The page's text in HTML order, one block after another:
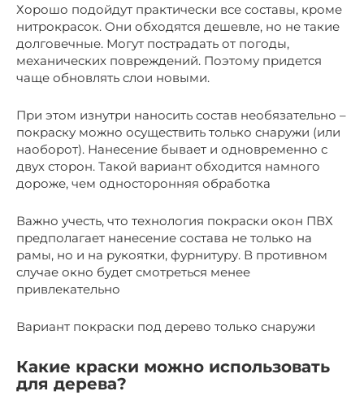
Хорошо подойдут практически все составы, кроме
нитрокрасок. Они обходятся дешевле, но не такие
долговечные. Могут пострадать от погоды,
механических повреждений. Поэтому придется
чаще обновлять слои новыми.
При этом изнутри наносить состав необязательно –
покраску можно осуществить только снаружи (или
наоборот). Нанесение бывает и одновременно с
двух сторон. Такой вариант обходится намного
дороже, чем односторонняя обработка
Важно учесть, что технология покраски окон ПВХ
предполагает нанесение состава не только на
рамы, но и на рукоятки, фурнитуру. В противном
случае окно будет смотреться менее
привлекательно
Вариант покраски под дерево только снаружи
Какие краски можно использовать
для дерева?